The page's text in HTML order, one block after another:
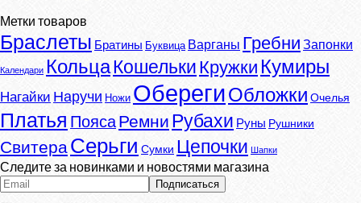
Метки товаров
Браслеты Братины Буквица Варганы Гребни Запонки
Календари КольцаКошелькиКружки Кумиры
Нагайки Наручи Ножи ОберегиОбложки Очелья
Платья ПоясаРемни Рубахи Руны Рушники
СвитераСерьги Сумки Цепочки Шапки
Следите за новинками и новостями магазина